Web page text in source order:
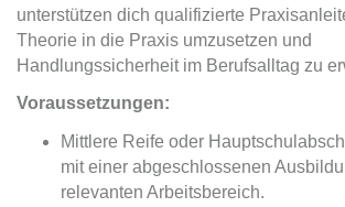
unterstützen dich qualifizierte
Theorie in die Praxis umzusetzen und
Handlungssicherheit im Berufsalltag zu
Voraussetzungen:
Mittlere Reife oder
mit einer abgeschlossenen
relevanten Arbeitsbereich.